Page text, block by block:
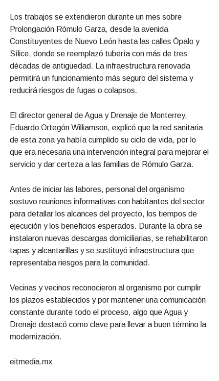
Los trabajos se extendieron durante un mes sobre
Prolongación Rómulo Garza, desde la avenida
Constituyentes de Nuevo León hasta las calles Ópalo y
Sílice, donde se reemplazó tubería con más de tres
décadas de antigüedad. La infraestructura renovada
permitirá un funcionamiento más seguro del sistema y
reducirá riesgos de fugas o colapsos.
El director general de Agua y Drenaje de Monterrey,
Eduardo Ortegón Williamson, explicó que la red sanitaria
de esta zona ya había cumplido su ciclo de vida, por lo
que era necesaria una intervención integral para mejorar el
servicio y dar certeza a las familias de Rómulo Garza.
Antes de iniciar las labores, personal del organismo
sostuvo reuniones informativas con habitantes del sector
para detallar los alcances del proyecto, los tiempos de
ejecución y los beneficios esperados. Durante la obra se
instalaron nuevas descargas domiciliarias, se rehabilitaron
tapas y alcantarillas y se sustituyó infraestructura que
representaba riesgos para la comunidad.
Vecinas y vecinos reconocieron al organismo por cumplir
los plazos establecidos y por mantener una comunicación
constante durante todo el proceso, algo que Agua y
Drenaje destacó como clave para llevar a buen término la
modernización.
eitmedia.mx